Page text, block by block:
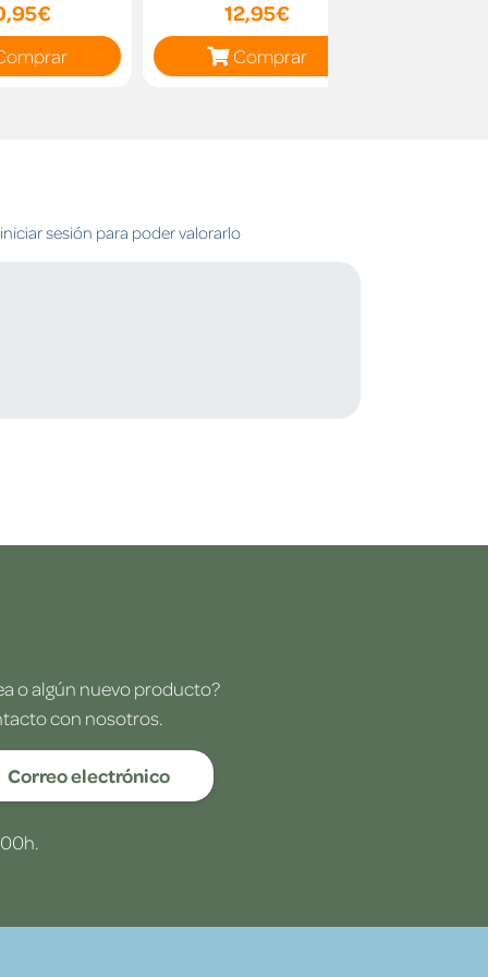
12,95€
Comprar
sesión para poder valorarlo
o algún nuevo producto?
con nosotros.
Correo electrónico